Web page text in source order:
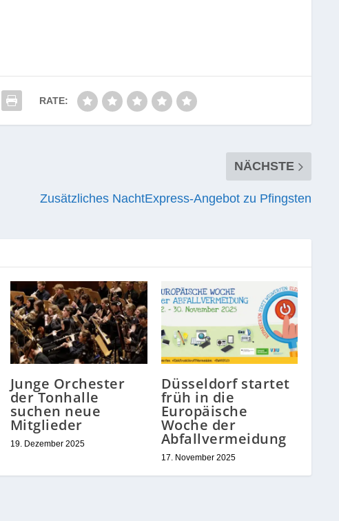
RATE:
NÄCHSTE
Zusätzliches NachtExpress-Angebot zu Pfingsten
Junge Orchester
der Tonhalle
suchen neue
Mitglieder
19. Dezember 2025
Düsseldorf startet
früh in die
Europäische
Woche der
Abfallvermeidung
17. November 2025